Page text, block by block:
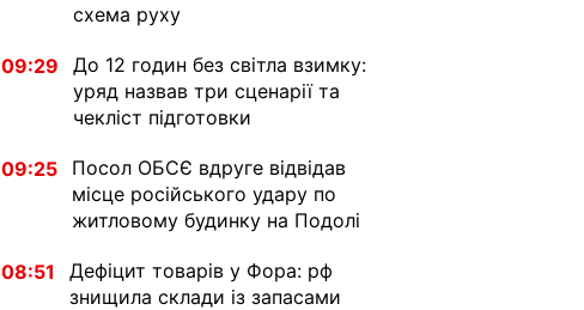
схема руху
09:29
До 12 годин без світла взимку:
уряд назвав три сценарії та
чекліст підготовки
09:25
Посол ОБСЄ вдруге відвідав
місце російського удару по
житловому будинку на Подолі
08:51
Дефіцит товарів у Фора: рф
знищила склади із запасами